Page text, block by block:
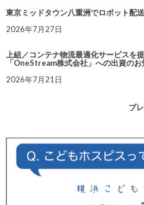
東京ミッドタウン八重洲でロボット配
2026年7月27日
上組／コンテナ物流最適化サービスを
「OneStream株式会社」への出資のお
2026年7月21日
プ